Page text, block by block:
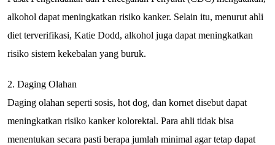
alkohol dapat meningkatkan risiko kanker. Selain itu, menurut ahli
diet terverifikasi, Katie Dodd, alkohol juga dapat meningkatkan
risiko sistem kekebalan yang buruk.
2. Daging Olahan
Daging olahan seperti sosis, hot dog, dan kornet disebut dapat
meningkatkan risiko kanker kolorektal. Para ahli tidak bisa
menentukan secara pasti berapa jumlah minimal agar tetap dapat